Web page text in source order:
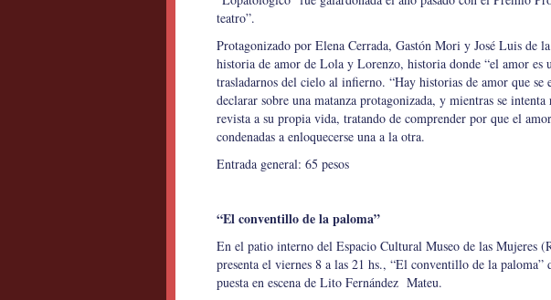
teatro”.
Protagonizado por Elena Cerrada, Gastón Mori y José Luis de
historia de amor de Lola y Lorenzo, historia donde “el amor es
trasladarnos del cielo al infierno. “Hay historias de amor que se
declarar sobre una matanza protagonizada, y mientras se
revista a su propia vida, tratando de comprender por que el
condenadas a enloquecerse una a la otra.
Entrada general: 65 pesos
“El conventillo de la paloma”
En el patio interno del Espacio Cultural Museo de las Mujeres
presenta el viernes 8 a las 21 hs., “El conventillo de la
puesta en escena de Lito Fernández Mateu.